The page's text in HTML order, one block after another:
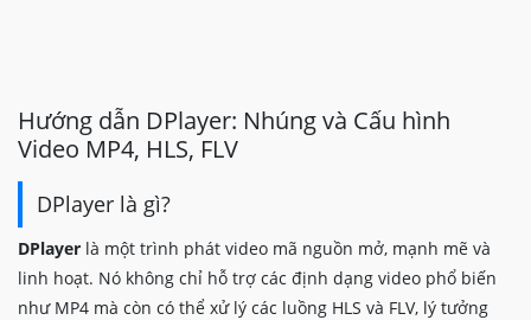
Hướng dẫn DPlayer: Nhúng và Cấu hình
Video MP4, HLS, FLV
DPlayer là gì?
DPlayer là một trình phát video mã nguồn mở, mạnh mẽ và
linh hoạt. Nó không chỉ hỗ trợ các định dạng video phổ biến
như MP4 mà còn có thể xử lý các luồng HLS và FLV, lý tưởng